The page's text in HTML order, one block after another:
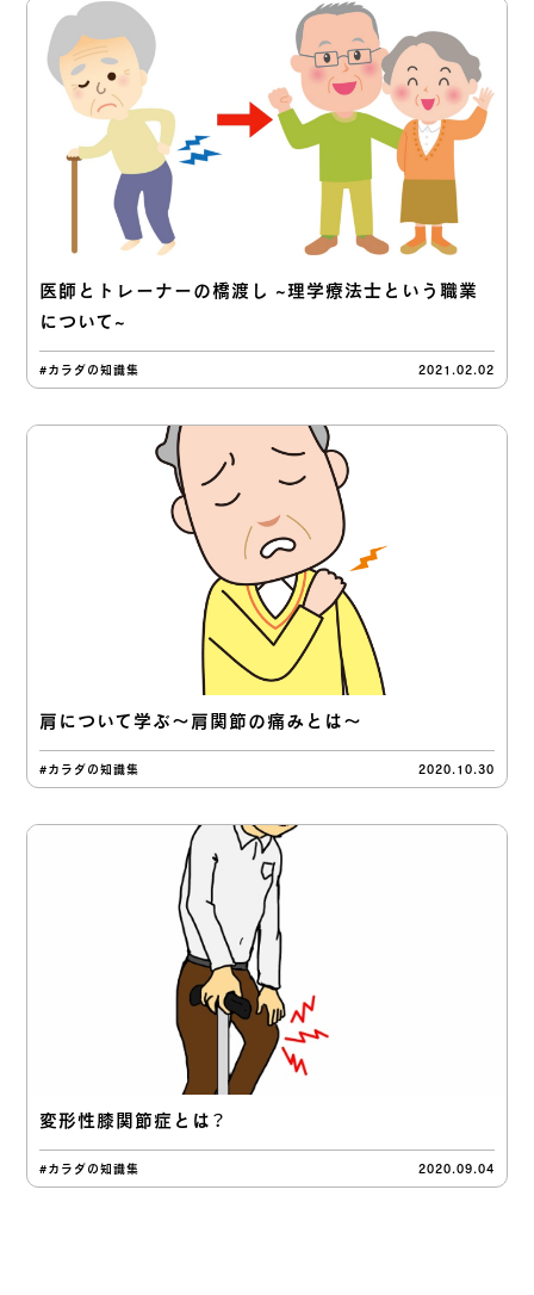
医師とトレーナーの橋渡し ~理学療法士という職業
について~
#カラダの知識集 2021.02.02
肩について学ぶ〜肩関節の痛みとは〜
#カラダの知識集 2020.10.30
変形性膝関節症とは？
#カラダの知識集 2020.09.04